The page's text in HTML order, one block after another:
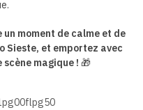
moment de calme et de
Sieste, et emportez avec
magique ! 🎁